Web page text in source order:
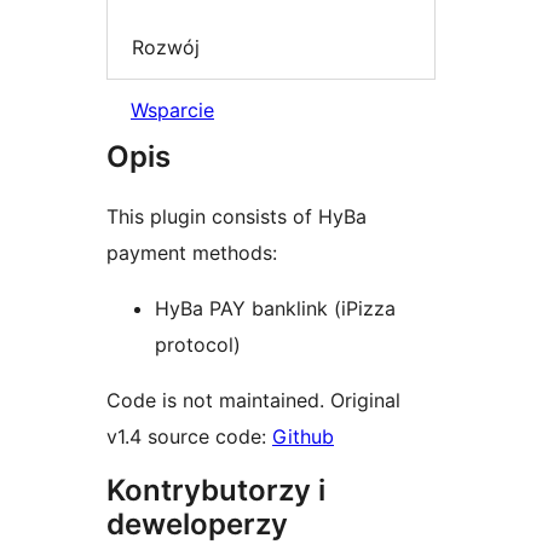
Rozwój
Wsparcie
Opis
This plugin consists of HyBa
payment methods:
HyBa PAY banklink (iPizza
protocol)
Code is not maintained. Original
v1.4 source code: Github
Kontrybutorzy i
deweloperzy